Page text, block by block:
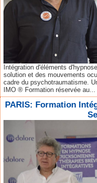
Intégration d'éléments
solution et des mouvements
cadre du psychotraumatisme.
IMO ® Formation réservée au...
PARIS: Formation